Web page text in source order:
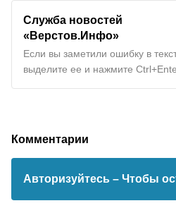
Служба новостей
«Верстов.Инфо»
Если вы заметили ошибку в
выделите ее и нажмите
Комментарии
Авторизуйтесь – Чтобы